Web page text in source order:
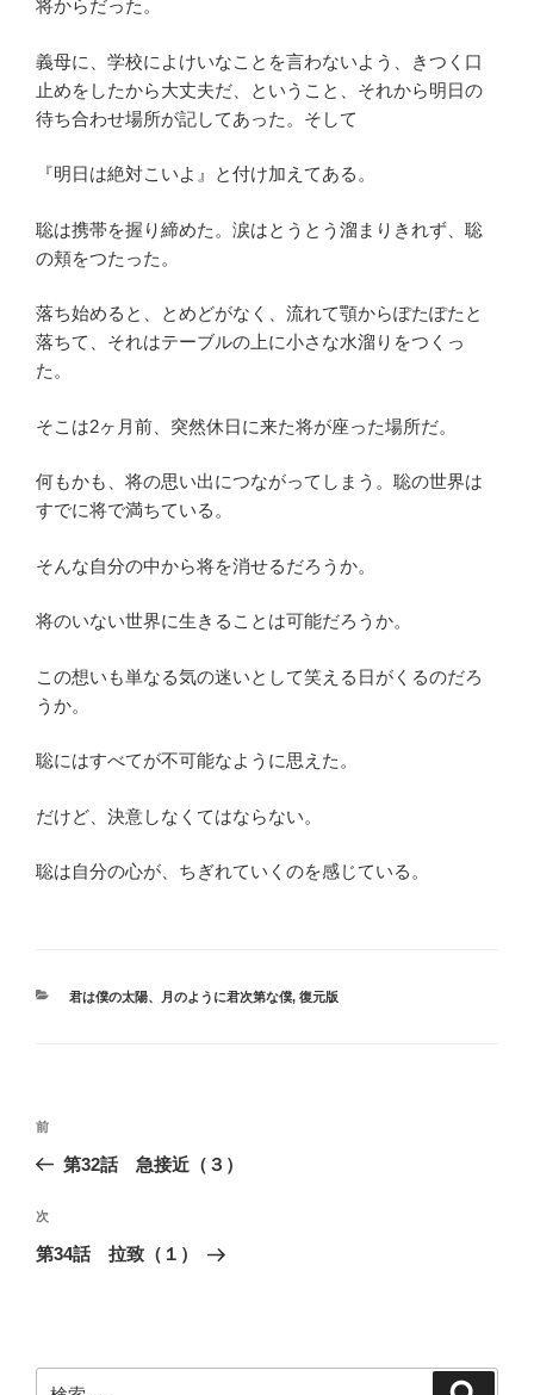
将からだった。
義母に、学校によけいなことを言わないよう、きつく口
止めをしたから大丈夫だ、ということ、それから明日の
待ち合わせ場所が記してあった。そして
『明日は絶対こいよ』と付け加えてある。
聡は携帯を握り締めた。涙はとうとう溜まりきれず、聡
の頬をつたった。
落ち始めると、とめどがなく、流れて顎からぽたぽたと
落ちて、それはテーブルの上に小さな水溜りをつくっ
た。
そこは2ヶ月前、突然休日に来た将が座った場所だ。
何もかも、将の思い出につながってしまう。聡の世界は
すでに将で満ちている。
そんな自分の中から将を消せるだろうか。
将のいない世界に生きることは可能だろうか。
この想いも単なる気の迷いとして笑える日がくるのだろ
うか。
聡にはすべてが不可能なように思えた。
だけど、決意しなくてはならない。
聡は自分の心が、ちぎれていくのを感じている。
カ
君は僕の太陽、月のように君次第な僕, 復元版
投
ビ
ゲ
ン
過
去
投
稿
前
第32話 急接近（３）
次
の
次
第34話 拉致（１）